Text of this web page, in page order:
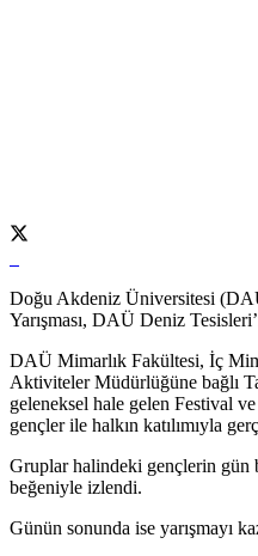
Doğu Akdeniz Üniversitesi
Yarışması, DAÜ Deniz
DAÜ Mimarlık Fakültesi, İç
Aktiviteler Müdürlüğüne bağlı
geleneksel hale gelen Festival
gençler ile halkın katılımıyla
Gruplar halindeki gençlerin
beğeniyle izlendi.
Günün sonunda ise yarışmayı